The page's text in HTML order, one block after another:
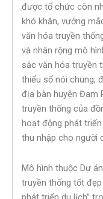
được tổ chức còn
khó khăn, vướng
văn hóa truyền
và nhân rộng mô
sắc văn hóa truyền
thiểu số nói chung,
địa bàn huyện Đam
truyền thống của
hoạt động phát
thu nhập cho người
Mô hình thuộc Dự
truyền thống tốt